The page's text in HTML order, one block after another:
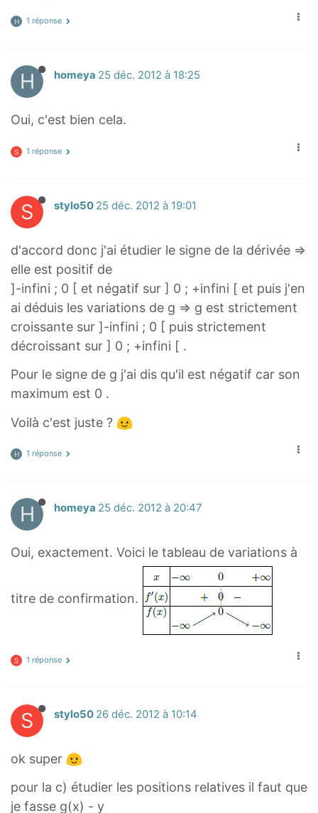
H 1 réponse
H homeya 25 déc. 2012 à 18:25
Oui, c'est bien cela.
S 1 réponse
S stylo50 25 déc. 2012 à 19:01
d'accord donc j'ai étudier le signe de la dérivée ⇒
elle est positif de
]-infini ; 0 [ et négatif sur ] 0 ; +infini [ et puis j'en
ai déduis les variations de g ⇒ g est strictement
croissante sur ]-infini ; 0 [ puis strictement
décroissant sur ] 0 ; +infini [ .
Pour le signe de g j'ai dis qu'il est négatif car son
maximum est 0 .
Voilà c'est juste ?
H 1 réponse
H homeya 25 déc. 2012 à 20:47
Oui, exactement. Voici le tableau de variations à
titre de confirmation.
S 1 réponse
S stylo50 26 déc. 2012 à 10:14
ok super
pour la c) étudier les positions relatives il faut que
je fasse g(x) - y